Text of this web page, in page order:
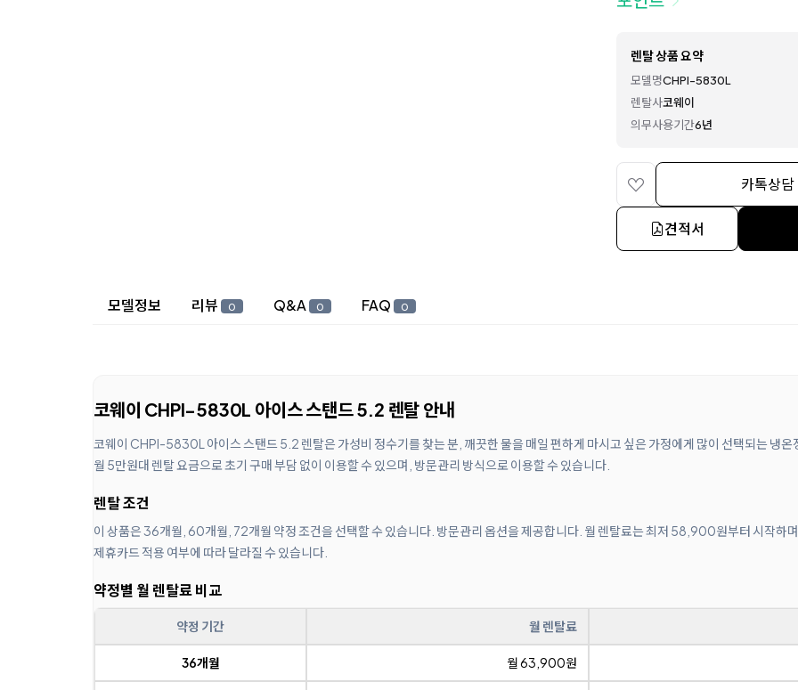
렌탈 상품 요약
모델명CHPI-5830L
렌탈사코웨이
의무사용기간6년
카톡상담
견적서
상세 정보
모델정보 리뷰 0 Q&A 0 FAQ 0
코웨이 CHPI-5830L 아이스 스탠드 5.2 렌탈 안내
코웨이 CHPI-5830L 아이스 스탠드 5.2 렌탈은 가성비 정수기를 찾는 분, 깨끗한 물을 매일 편하게 마시고 싶은 가정에게 많이 선택되는 냉온
월 5만원대 렌탈 요금으로 초기 구매 부담 없이 이용할 수 있으며, 방문관리 방식으로 이용할 수 있습니다.
렌탈 조건
이 상품은 36개월, 60개월, 72개월 약정 조건을 선택할 수 있습니다. 방문관리 옵션을 제공합니다. 월 렌탈료는 최저 58,900원부터 시작하
제휴카드 적용 여부에 따라 달라질 수 있습니다.
약정별 월 렌탈료 비교
약정 기간 월 렌탈료
36개월 월 63,900원